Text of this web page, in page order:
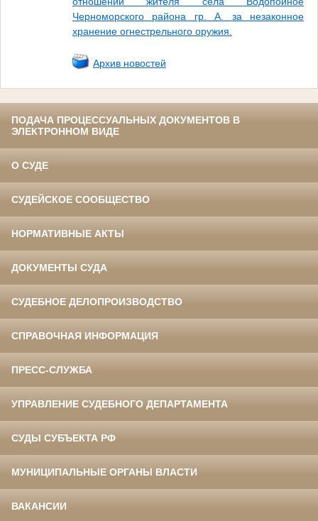
Черноморского района гр. А. за незаконное
хранение огнестрельного оружия.
Архив новостей
ПОДАЧА ПРОЦЕССУАЛЬНЫХ ДОКУМЕНТОВ В
ЭЛЕКТРОННОМ ВИДЕ
О СУДЕ
СУДЕЙСКОЕ СООБЩЕСТВО
НОРМАТИВНЫЕ АКТЫ
ДОКУМЕНТЫ СУДА
СУДЕБНОЕ ДЕЛОПРОИЗВОДСТВО
СПРАВОЧНАЯ ИНФОРМАЦИЯ
ПРЕСС-СЛУЖБА
УПРАВЛЕНИЕ СУДЕБНОГО ДЕПАРТАМЕНТА
СУДЫ СУБЪЕКТА РФ
МУНИЦИПАЛЬНЫЕ ОРГАНЫ ВЛАСТИ
ВАКАНСИИ